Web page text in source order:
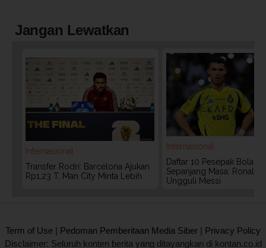
Jangan Lewatkan
Internasional
Transfer Rodri: Barcelona Ajukan
Rp1,23 T, Man City Minta Lebih
Internasional
Daftar 10 Pesepak Bola
Sepanjang Masa: Ronaldo
Ungguli Messi
Term of Use | Pedoman Pemberitaan Media Siber | Privacy Policy
Disclaimer: Seluruh konten berita yang ditayangkan di kontan.co.id